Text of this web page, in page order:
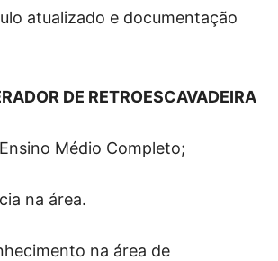
atualizado e documentação
DE RETROESCAVADEIRA
Médio Completo;
na área.
na área de